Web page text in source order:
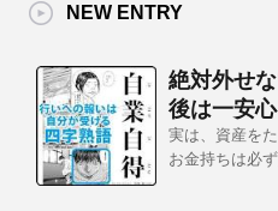
NEW ENTRY
絶対外せ
後は一安心
実は、資産を
お金持ちは必